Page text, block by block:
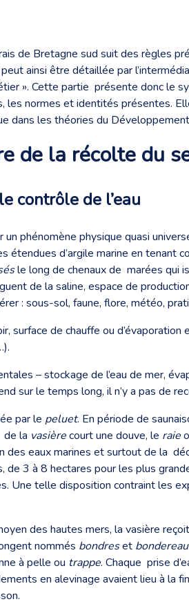
de Bretagne sud suit des règles
ainsi être détaillée par
». Cette partie présente donc
les normes et identités présentes.
dans les théories du
de la récolte du
contrôle de l’eau
phénomène physique quasi
étendues d’argile marine en tenant
le long de chenaux de marées qui
de la saline, espace de
: sous-sol, faune, flore, météo,
surface de chauffe ou
– stockage de l’eau de mer,
sur le temps long, il n’y a pas de
par le peluet. En période de
la vasièrecourt une douve, le raie
des eaux marines et surtout de la
de 3 à 8 hectares pour les plus
Une telle disposition contraint les
des hautes mers, la vasière
nommés bondreset
à pelle ou trappe. Chaque prise
en alevinage avaient lieu à la